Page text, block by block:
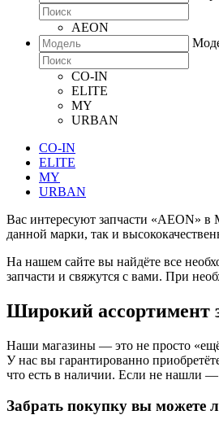
AEON
CO-IN
ELITE
MY
URBAN
CO-IN
ELITE
MY
URBAN
Вас интересуют запчасти «AEON» в
данной марки, так и
На нашем сайте вы найдёте все
запчасти и свяжутся с вами. При
Широкий ассортимент
Наши магазины — это не просто «ещё
У нас вы гарантированно
что есть в наличии. Если не нашли —
Забрать покупку вы можете